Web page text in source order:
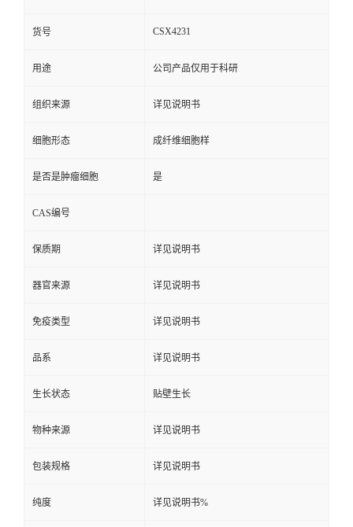
货号 CSX4231
用途 公司产品仅用于科研
组织来源 详见说明书
细胞形态 成纤维细胞样
是否是肿瘤细胞 是
CAS编号
保质期 详见说明书
器官来源 详见说明书
免疫类型 详见说明书
品系 详见说明书
生长状态 贴壁生长
物种来源 详见说明书
包装规格 详见说明书
纯度 详见说明书%